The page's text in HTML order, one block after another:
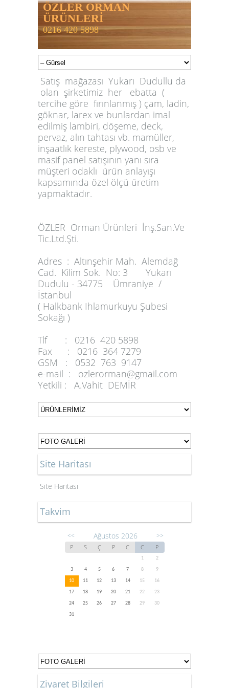
ÖZLER ORMAN
ÜRÜNLERİ
0216 420 5898
Satış mağazası Yukarı Dudullu da
olan şirketimiz her ebatta (
tercihe göre fırınlanmış ) çam, ladin,
göknar, larex ve bunlardan imal
edilmiş lambiri, döşeme, deck,
pervaz, alın tahtası vb. mamüller,
inşaatlık kereste, plywood, osb ve
masif panel satışının yanı sıra
müşteri odaklı ürün anlayışı
kapsamında özel ölçü üretim
yapmaktadır.
ÖZLER Orman Ürünleri İnş.San.Ve
Tic.Ltd.Şti.
Adres : Altınşehir Mah. Alemdağ
Cad. Kilim Sok. No: 3 Yukarı
Dudulu - 34775 Ümraniye /
İstanbul
( Halkbank Ihlamurkuyu Şubesi
Sokağı )
Tlf :
0216 420 5898
Fax :
0216 364 7279
GSM :
0532 763 9147
e-mail :
ozlerorman@gmail.com
Yetkili :
A.Vahit DEMİR
Site Haritası
Site Haritası
Takvim
<< Ağustos 2026 >>
P S Ç P C C P
1
2
3
4 5 6 7 8
9
10
11 12 13 14 15
16
17
18 19 20 21 22
23
24
25 26 27 28 29
30
31
Ziyaret Bilgileri